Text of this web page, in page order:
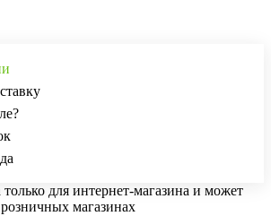
для интернет-магазина и может
магазинах